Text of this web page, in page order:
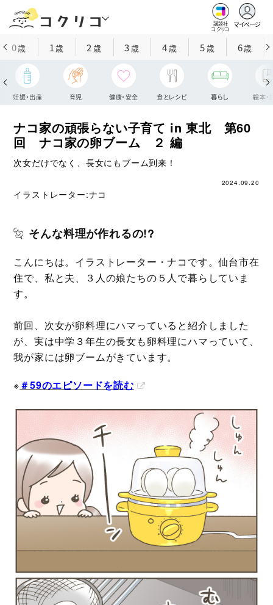
講談社
コクリコ
マイページ
0歳 1歳 2 歳 3歳 4歳 5歳 6歳
妊娠・出産 育児 健康・安全 食とレシピ 暮らし 絵本・
ナコ家の頑張らない子育て in 東北 第60
回 ナコ家の卵ブーム ２ 編
次女だけでなく、長女にもブーム到来！
2024.09.20
イラストレーター:ナコ
そんな料理が作れるの!?
こんにちは。イラストレーター・ナコです。仙台市在
住で、私と夫、３人の娘たちの５人で暮らしていま
す。
前回、次女が卵料理にハマっていると紹介しました
が、実は中学３年生の長女も卵料理にハマっていて、
我が家には卵ブームがきています。
※＃59のエピソードを読む